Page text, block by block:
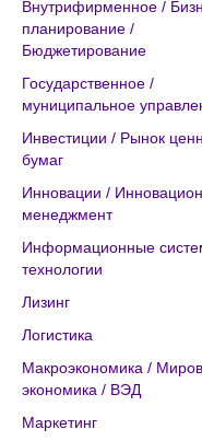
Внутрифирменное /
планирование /
Бюджетирование
Государственное /
муниципальное
Инвестиции / Рынок
бумаг
Инновации /
менеджмент
Информационные
технологии
Лизинг
Логистика
Макроэкономика /
экономика / ВЭД
Маркетинг